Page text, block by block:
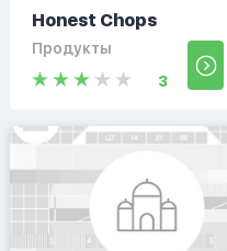
Honest Chops
Продукты
3